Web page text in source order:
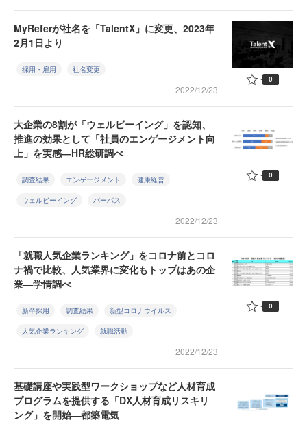
MyReferが社名を「TalentX」に変更、2023年
2月1日より
採用・雇用 社名変更
2022/12/23
0
大企業の8割が「ウェルビーイング」を認知、
推進の効果として「社員のエンゲージメント向
上」を実感―HR総研調べ
調査結果 エンゲージメント 健康経営
ウェルビーイング パーパス
2022/12/23
0
「就職人気企業ランキング」をコロナ前とコロ
ナ禍で比較、人気業界に変化もトップはあの企
業―学情調べ
新卒採用 調査結果 新型コロナウイルス
人気企業ランキング 就職活動
2022/12/23
0
基礎講座や実践型ワークショップなど人材育成
プログラムを提供する「DX人材育成リスキリ
ング」を開始―都築電気